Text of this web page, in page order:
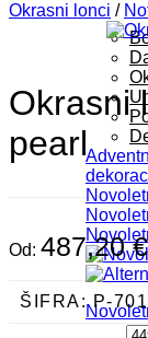
Okrasni lonci /
Okrasni
pearl
Od: 487,20€
ŠIFRA: P-